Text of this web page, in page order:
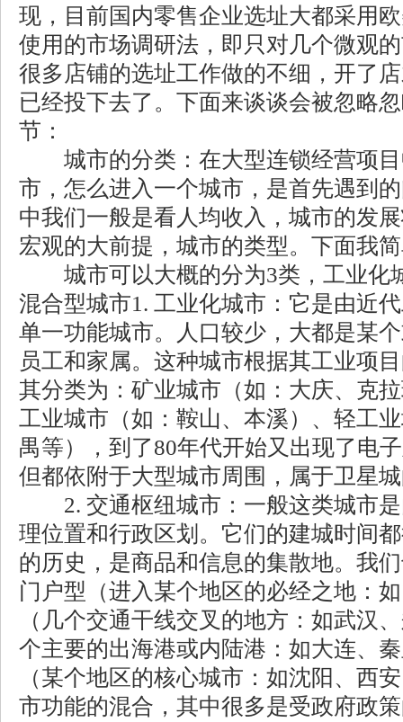
现，目前国内零售企业选址大都采用
使用的市场调研法，即只对几个微观
很多店铺的选址工作做的不细，开了
已经投下去了。下面来谈谈会被忽略
节：
城市的分类：在大型连锁经营项目
市，怎么进入一个城市，是首先遇到
中我们一般是看人均收入，城市的发
宏观的大前提，城市的类型。下面我
城市可以大概的分为3类，工业化
混合型城市1. 工业化城市：它是由近
单一功能城市。人口较少，大都是某
员工和家属。这种城市根据其工业项
其分类为：矿业城市（如：大庆、克
工业城市（如：鞍山、本溪）、轻工
禺等），到了80年代开始又出现了电
但都依附于大型城市周围，属于卫星
2. 交通枢纽城市：一般这类城市是
理位置和行政区划。它们的建城时间
的历史，是商品和信息的集散地。我
门户型（进入某个地区的必经之地：
（几个交通干线交叉的地方：如武汉
个主要的出海港或内陆港：如大连、
（某个地区的核心城市：如沈阳、西
市功能的混合，其中很多是受政府政